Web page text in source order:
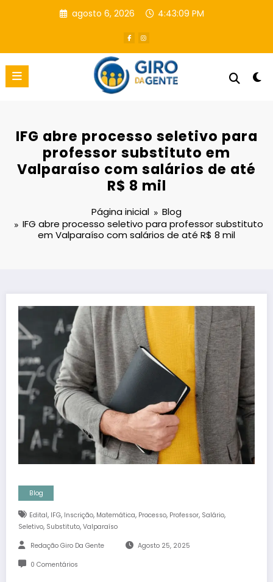
agosto 6, 2026 4:43:09 PM
IFG abre processo seletivo para
professor substituto em
Valparaíso com salários de até
R$ 8 mil
Página inicial
Blog
IFG abre processo seletivo para professor substituto
em Valparaíso com salários de até R$ 8 mil
Blog
Edital, IFG, Inscrição, Matemática, Processo, Professor, Salário,
Seletivo, Substituto, Valparaíso
Redação Giro Da Gente Agosto 25, 2025
0 Comentários